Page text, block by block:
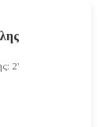
2'